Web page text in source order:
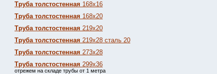
Труба толстостенная 168х16
Труба толстостенная 168х20
Труба толстостенная 219х20
Труба толстостенная 219х28 сталь 20
Труба толстостенная 273х28
Труба толстостенная 299х36
отрежем на складе трубы от 1 метра